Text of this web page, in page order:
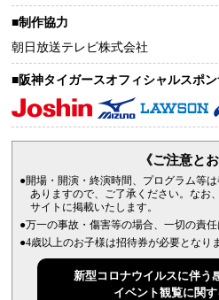
■制作協力
朝日放送テレビ株式会社
■阪神タイガースオフィシャルスポ
《ご注意と
●開場・開演・終演時間、プログラム等
ありますので、ご了承ください。なお
サイトに掲載いたします。
●万一の事故・傷害等の場合、一切の責任
●4歳以上のお子様は招待券が必要となり
新型コロナウイルスに伴う
イベント観覧に関